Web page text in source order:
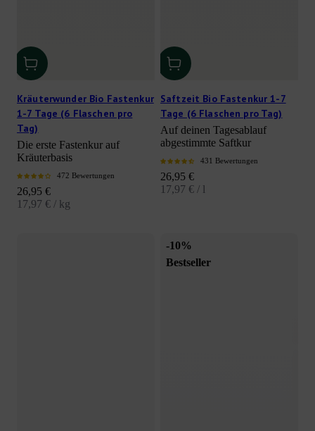
Kräuterwunder Bio Fastenkur
1-7 Tage (6 Flaschen pro
Tag)
Die erste Fastenkur auf
Kräuterbasis
472 Bewertungen
Angebot
26,95 €
17,97 € / kg
Saftzeit Bio Fastenkur 1-7
Tage (6 Flaschen pro Tag)
Auf deinen Tagesablauf
abgestimmte Saftkur
431 Bewertungen
Angebot
26,95 €
17,97 € / l
-10%
Bestseller